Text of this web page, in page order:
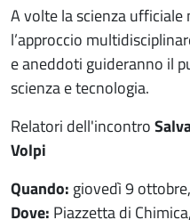
A volte la scienza
l’approccio
e aneddoti guideranno il
scienza e tecnologia.
Relatori dell'incontro
Volpi
Quando: giovedì 9
Dove: Piazzetta di